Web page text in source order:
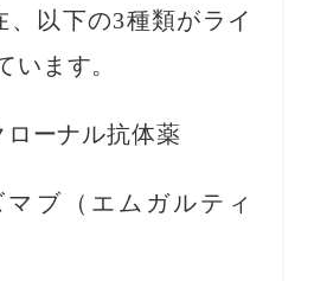
、以下の3種類がライ
います。
ローナル抗体薬
ブ（エムガルティ